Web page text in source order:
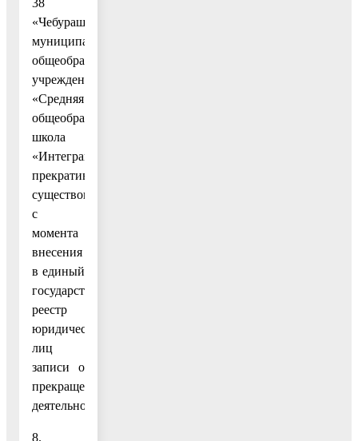
«Чебурашка»,
муниципальное
общеобразовательное
учреждение
«Средняя
общеобразовательная
школа
«Интеграция»
прекратившими
существование
с
момента
внесения
в единый
государственный
реестр
юридических
лиц
записи о
прекращении
деятельности.
8.